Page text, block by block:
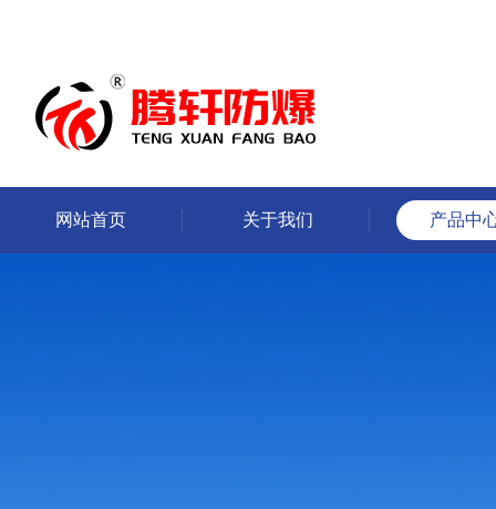
网站首页 关于我们 产品中